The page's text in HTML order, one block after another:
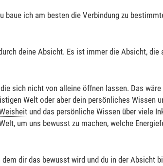
baue ich am besten die Verbindung zu
deine Absicht. Es ist immer die Absicht,
sich nicht von alleine öffnen lassen. Das
Welt oder aber dein persönliches Wissen
und das persönliche Wissen über viele
um uns bewusst zu machen, welche
dem dir das bewusst wird und du in der Absicht